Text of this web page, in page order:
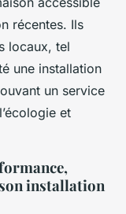
récentes. Ils
locaux, tel
une installation
un service
et
son installation